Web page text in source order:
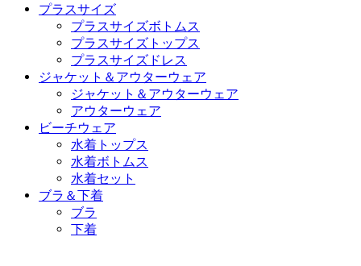
プラスサイズ
プラスサイズボトムス
プラスサイズトップス
プラスサイズドレス
ジャケット＆アウターウェア
ジャケット＆アウターウェア
アウターウェア
ビーチウェア
水着トップス
水着ボトムス
水着セット
ブラ＆下着
ブラ
下着